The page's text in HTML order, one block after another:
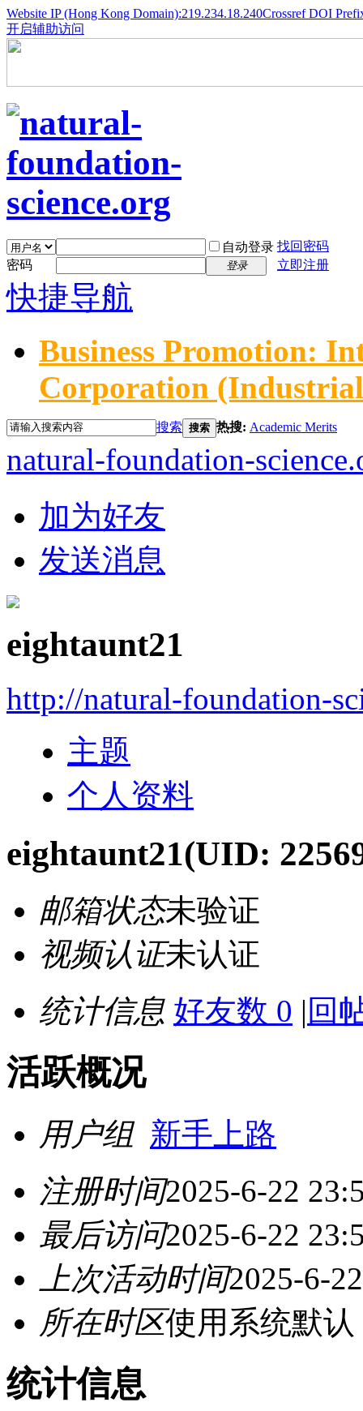
Website IP (Hong Kong Domain):219.234.18.240Crossref DOI
开启辅助访问
自动登录 找回密码
密码
登录 立即注册
快捷导航
Business Promotion:
Corporation
搜索 搜索 热搜: Academic Merits
natural-foundation-
加为好友
发送消息
eightaunt21
http://natural-foundation-
主题
个人资料
eightaunt21(UID:
邮箱状态未验证
视频认证未认证
统计信息 好友数 0 | 回
活跃概况
用户组 新手上路
注册时间2025-6-22
最后访问2025-6-22
上次活动时间2025-6-
所在时区使用系统默认
统计信息